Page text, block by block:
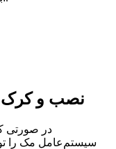
نصب و کرک
در صورتی
سیستم‌عامل مک را